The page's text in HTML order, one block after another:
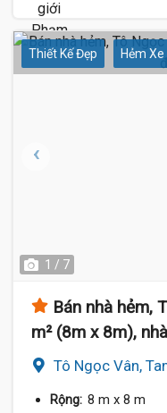
Thiết Kế Đẹp Hẻm
1 / 7
Bán nhà hẻm,
m² (8m x 8m),
Tô Ngọc Vân,
Rộng: 8 m x 8 m